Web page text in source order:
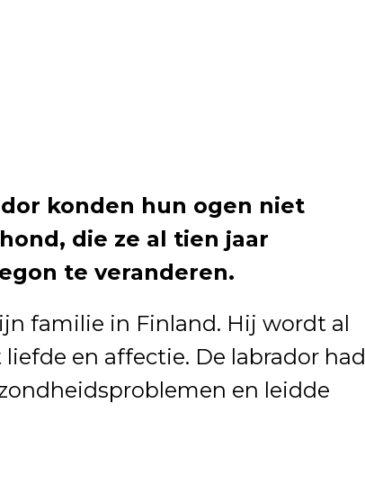
konden hun ogen niet
die ze al tien jaar
te veranderen.
familie in Finland. Hij wordt al
en affectie. De labrador had
en leidde